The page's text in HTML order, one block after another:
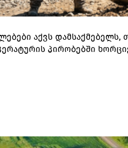
აქვს დამსაქმებელს,
პირობებში